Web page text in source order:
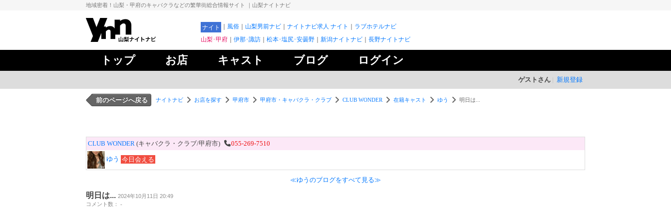
地域密着！山梨・甲府のキャバクラなどの繁華街総合情報サイト ｜山梨ナイトナビ
ナイト 風俗 山梨男前ナビ ナイトナビ求人 ナイト
ラブホテルナビ
山梨･甲府
伊那･諏訪 松本･塩尻･安曇野 新潟ナイトナビ 長野ナイトナビ
トップ お店 キャスト ブログ ログイン
ゲストさん 新規登録
前のページへ戻る ナイトナビ お店を探す 甲府市 甲府市・キャバクラ・クラブ CLUB WONDER 在籍キャスト ゆう 明日は...
CLUB WONDER (キャバクラ・クラブ/甲府市) 055-269-7510
ゆう 今日会える
≪ゆうのブログをすべて見る≫
明日は... 2024年10月11日 20:49
コメント数： -